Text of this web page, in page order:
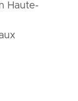
Haute-